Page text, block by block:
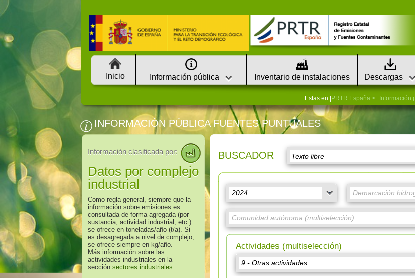
Inicio Información pública Inventario de instalaciones Descargas
Estas en | PRTR España Información
INFORMACIÓN PÚBLICA FUENTES PUNTUALES
Información clasificada por:
Datos por complejo
industrial
Como regla general, siempre que la
información sobre emisiones es
consultada de forma agregada (por
sustancia, actividad industrial, etc.)
se ofrece en toneladas/año (t/a). Si
es desagregada a nivel de complejo,
se ofrece siempre en kg/año.
Más información sobre las
actividades industriales en la
sección sectores industriales.
BUSCADOR
Actividades (multiselección)